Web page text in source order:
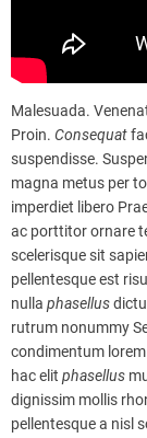
Malesuada.
Proin. Consequat
suspendisse.
magna metus per
imperdiet libero
ac porttitor ornare
scelerisque sit
pellentesque est
nulla phasellus
rutrum nonummy
condimentum
hac elit phasellus
dignissim mollis
pellentesque a nisl